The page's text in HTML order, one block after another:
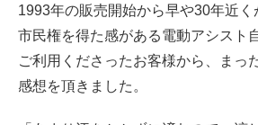
1993年の販売開始から早や30年近く
市民権を得た感がある電動アシスト
ご利用くださったお客様から、まっ
感想を頂きました。